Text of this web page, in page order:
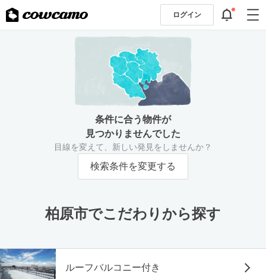
ログイン
条件に合う物件が
見つかりませんでした
目線を変えて、新しい発見をしませんか？
検索条件を変更する
柏原市でこだわりから探す
ルーフバルコニー付き